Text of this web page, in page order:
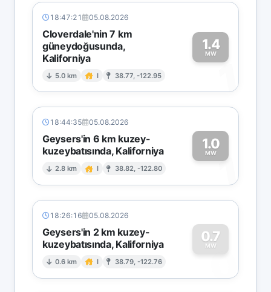
18:47:21 05.08.2026
Cloverdale'nin 7 km
güneydoğusunda,
Kaliforniya
5.0 km I 38.77, -122.95
1.4
MW
1
18:44:35 05.08.2026
Geysers'in 6 km kuzey-
kuzeybatısında, Kaliforniya
2.8 km I 38.82, -122.80
1.0
MW1
18:26:16 05.08.2026
Geysers'in 2 km kuzey-
kuzeybatısında, Kaliforniya
0.6 km I 38.79, -122.76
0.7
MW
0